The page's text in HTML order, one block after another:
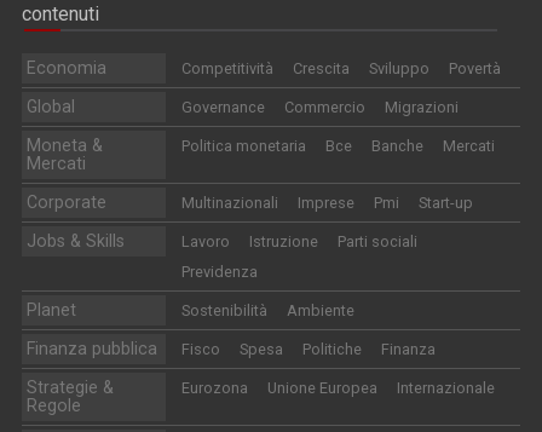
contenuti
Economia Competitività Crescita Sviluppo Povertà
Global Governance Commercio Migrazioni
Moneta &
Mercati
Politica monetaria Bce Banche Mercati
Corporate Multinazionali Imprese Pmi Start-up
Jobs & Skills Lavoro Istruzione
Parti sociali
Previdenza
Planet Sostenibilità Ambiente
Finanza pubblica Fisco Spesa Politiche Finanza
Strategie &
Regole
Eurozona Unione Europea Internazionale